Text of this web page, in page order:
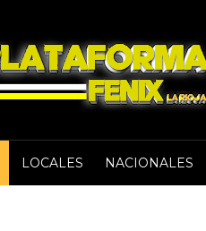
LOCALES NACIONALES